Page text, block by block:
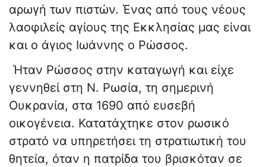
αρωγή των πιστών. Ένας από τους νέους
λαοφιλείς αγίους της Εκκλησίας μας είναι
και ο άγιος Ιωάννης ο Ρώσσος.
Ήταν Ρώσσος στην καταγωγή και είχε
γεννηθεί στη Ν. Ρωσία, τη σημερινή
Ουκρανία, στα 1690 από ευσεβή
οικογένεια. Κατατάχτηκε στον ρωσικό
στρατό να υπηρετήσει τη στρατιωτική του
θητεία, όταν η πατρίδα του βρισκόταν σε